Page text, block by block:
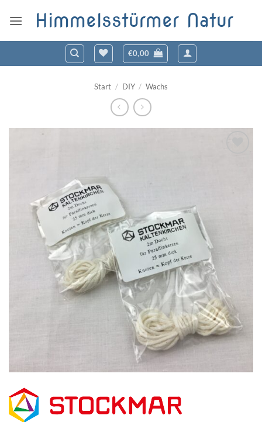
Inhalt
Himmelsstürmer Natur
€0,00
Start / DIY / Wachs